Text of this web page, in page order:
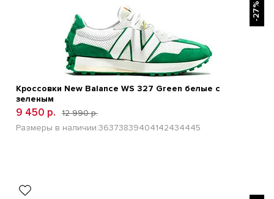
-27%
Кроссовки New Balance WS 327 Green белые с
зеленым
9 450 р.
12 990 р.
Размеры в наличии:36373839404142434445